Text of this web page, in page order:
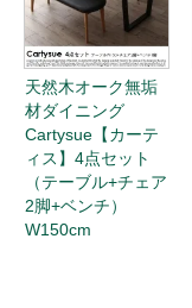
天然木オーク無垢
材ダイニング
Cartysue【カーテ
ィス】4点セット
（テーブル+チェア
2脚+ベンチ）
W150cm